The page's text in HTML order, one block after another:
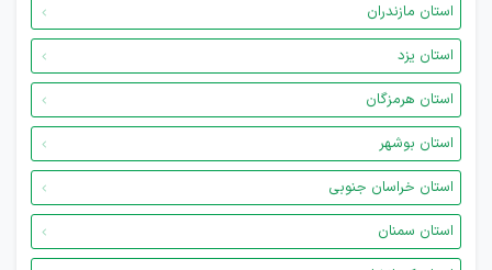
استان مازندران
استان یزد
استان هرمزگان
استان بوشهر
استان خراسان جنوبی
استان سمنان